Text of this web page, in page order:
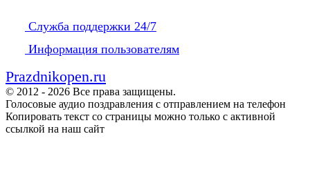
Служба поддержки 24/7
Информация пользователям
Prazdnikopen.ru
© 2012 - 2026 Все права защищены.
Голосовые аудио поздравления с отправлением на телефон
Копировать текст со страницы можно только с активной
ссылкой на наш сайт